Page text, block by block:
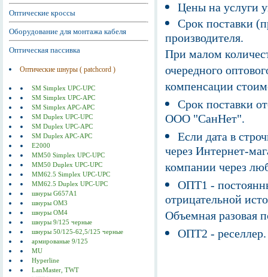
Оптические кроссы
Оборудование для монтажа кабеля
Оптическая пассивка
Оптические шнуры ( patchcord )
SM Simplex UPC-UPC
SM Simplex UPC-APC
SM Simplex APC-APC
SM Duplex UPC-UPC
SM Duplex UPC-APC
SM Duplex APC-APC
E2000
MM50 Simplex UPC-UPC
MM50 Duplex UPC-UPC
MM62.5 Simplex UPC-UPC
MM62.5 Duplex UPC-UPC
шнуры G657A1
шнуры ОМ3
шнуры ОМ4
шнуры 9/125 черные
шнуры 50/125-62,5/125 черные
армированые 9/125
MU
Hyperline
LanMaster, TWT
Цены на услуги
Срок поставки
производителя.
При малом
очередного
компенсации
Срок поставки
ООО "СанНет".
Если дата в
через Интернет-
компании через
ОПТ1 -
отрицательной
Объемная разовая
ОПТ2 -